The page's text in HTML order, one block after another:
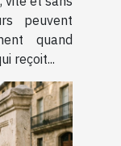
peuvent
quand
reçoit...